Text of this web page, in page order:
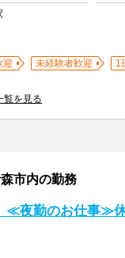
迎 未経験者歓迎
1
覧を見る
市内の勤務
≪夜勤のお仕事≫